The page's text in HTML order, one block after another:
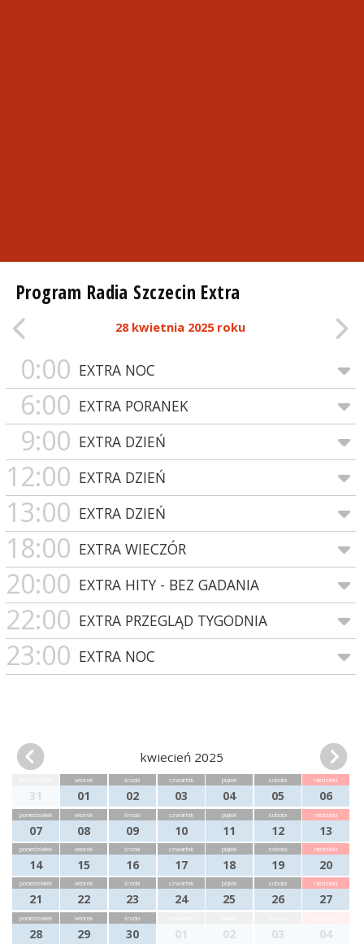
Program Radia Szczecin Extra
28 kwietnia 2025 roku
0:00 EXTRA NOC
6:00 EXTRA PORANEK
9:00 EXTRA DZIEŃ
12:00 EXTRA DZIEŃ
13:00 EXTRA DZIEŃ
18:00 EXTRA WIECZÓR
20:00 EXTRA HITY - BEZ GADANIA
22:00 EXTRA PRZEGLĄD TYGODNIA
23:00 EXTRA NOC
kwiecień 2025
31
wtorek
01
środa
02
czwartek
03
piątek
04
sobota
05
niedziela
06
poniedziałek
07
wtorek
08
środa
09
czwartek
10
piątek
11
sobota
12
niedziela
13
poniedziałek
14
wtorek
15
środa
16
czwartek
17
piątek
18
sobota
19
niedziela
20
poniedziałek
21
wtorek
22
środa
23
czwartek
24
piątek
25
sobota
26
niedziela
27
poniedziałek
28
wtorek
29
środa
30 01 02 03 04